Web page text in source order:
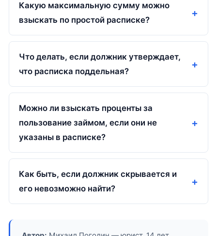
Какую максимальную сумму можно
взыскать по простой расписке?
Что делать, если должник утверждает,
что расписка поддельная?
Можно ли взыскать проценты за
пользование займом, если они не
указаны в расписке?
Как быть, если должник скрывается и
его невозможно найти?